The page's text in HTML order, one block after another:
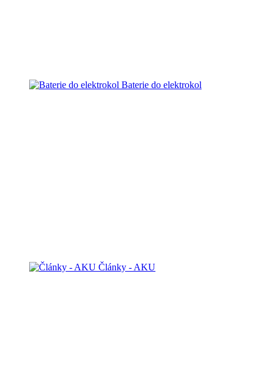
Baterie do elektrokol
Články - AKU